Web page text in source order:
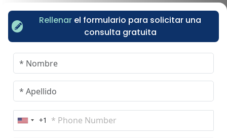
Rellenar el formulario para solicitar una
consulta gratuita
U
n
+1